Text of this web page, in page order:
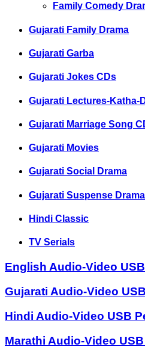
Family Comedy
Gujarati Family Drama
Gujarati Garba
Gujarati Jokes CDs
Gujarati Lectures-Katha-
Gujarati Marriage Song
Gujarati Movies
Gujarati Social Drama
Gujarati Suspense Drama
Hindi Classic
TV Serials
English Audio-Video
Gujarati Audio-Video
Hindi Audio-Video USB
Marathi Audio-Video